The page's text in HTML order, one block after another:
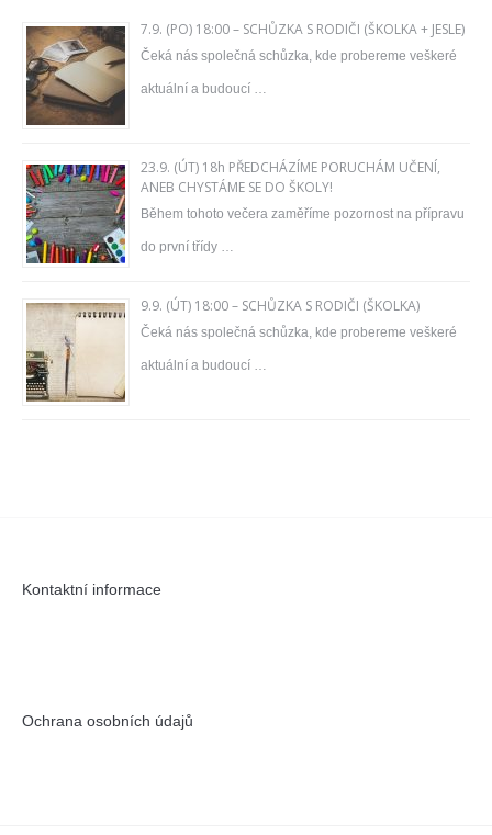
7.9. (PO) 18:00 – SCHŮZKA S RODIČI (ŠKOLKA + JESLE)
Čeká nás společná schůzka, kde probereme veškeré
aktuální a budoucí …
23.9. (ÚT) 18h PŘEDCHÁZÍME PORUCHÁM UČENÍ,
ANEB CHYSTÁME SE DO ŠKOLY!
Během tohoto večera zaměříme pozornost na přípravu
do první třídy …
9.9. (ÚT) 18:00 – SCHŮZKA S RODIČI (ŠKOLKA)
Čeká nás společná schůzka, kde probereme veškeré
aktuální a budoucí …
Kontaktní informace
Ochrana osobních údajů